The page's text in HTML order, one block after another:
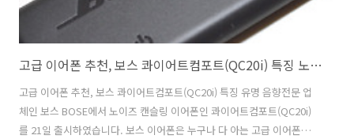
고급 이어폰 추천, 보스 콰이어트컴포트(QC20i) 특징 노이즈캔슬링
고급 이어폰 추천, 보스 콰이어트컴포트(QC20i) 특징 유명 음향전문 업
체인 보스 BOSE에서 노이즈 캔슬링 이어폰인 콰이어트컴포트(QC20i)
를 21일 출시하였습니다. 보스 이어폰은 누구나 다 아는 고급 이어폰입